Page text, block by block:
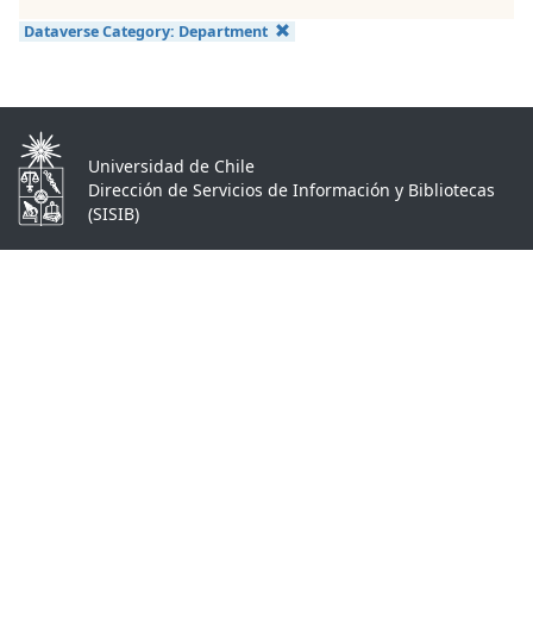
Dataverse Category: Department
Universidad de Chile
Dirección de Servicios de Información y Bibliotecas
(SISIB)